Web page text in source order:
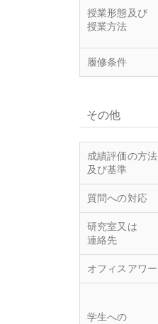
授業形態及び
授業方法
履修条件
その他
成績評価の方法
及び基準
質問への対応
研究室又は
連絡先
オフィスアワー
学生への